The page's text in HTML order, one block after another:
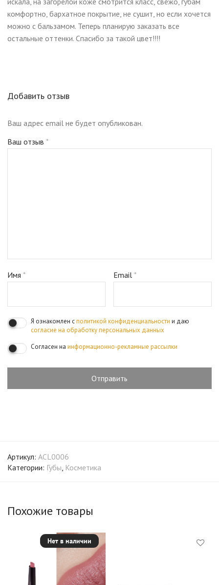
комфортно, бархатное покрытие, не сушит, но если хочется
можно с бальзамом. Теперь планирую заказать все
остальные оттенки. Спасибо за такой цвет!!!!
Добавить отзыв
Ваш адрес email не будет опубликован.
Ваш отзыв *
Имя * Email*
Я ознакомлен сполитикой конфиденциальности и даю
согласие на обработку персональных данных
Согласен на информационно-рекламные рассылки
Артикул: ACL0006
Категории: Губы, Косметика
Похожие товары
Нет в наличии